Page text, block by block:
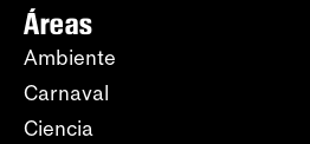
Áreas
Ambiente
Carnaval
Ciencia